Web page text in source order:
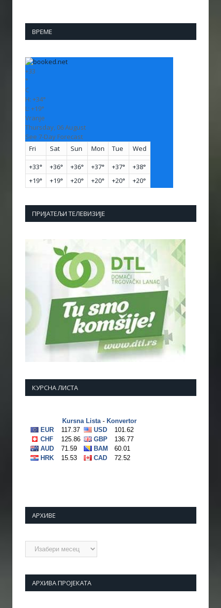
ВРЕМЕ
+33
°
C
H: +34°
L: +19°
Vranje
Thursday, 06 August
See 7-Day Forecast
Fri
Sat Sun Mon Tue Wed
+33° +36° +36° +37° +37° +38°
+19° +19° +20° +20° +20° +20°
ПРИЈАТЕЉИ ТЕЛЕВИЗИЈЕ
КУРСНА ЛИСТА
АРХИВЕ
Архиве
АРХИВА ПРОЈЕКАТА